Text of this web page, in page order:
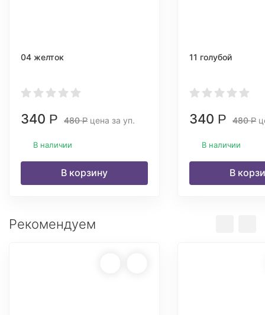
04 желток
340 Р 480Р цена за уп.
В наличии
В корзину
11 голубой
340 Р 480Р
В наличии
В
Рекомендуем